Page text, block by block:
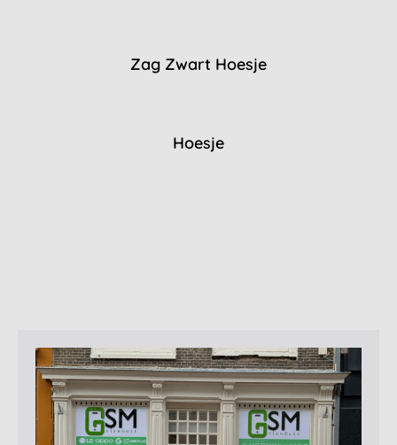
Zag Zwart Hoesje
Hoesje